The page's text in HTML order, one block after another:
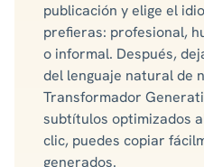
publicación y elige el
prefieras: profesional,
o informal. Después,
del lenguaje natural de
Transformador
subtítulos optimizados
clic, puedes copiar
generados.